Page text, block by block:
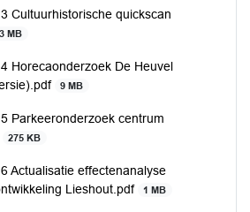
Cultuurhistorische quickscan
3 MB
Horecaonderzoek De Heuvel
9 MB
Parkeeronderzoek centrum
275 KB
Actualisatie effectenanalyse
Lieshout.pdf
1 MB